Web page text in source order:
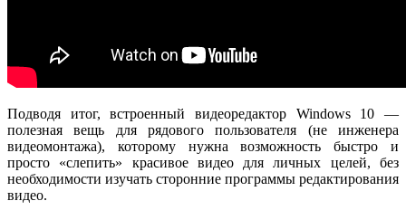
Подводя итог, встроенный видеоредактор Windows 10 —
полезная вещь для рядового пользователя (не инженера
видеомонтажа), которому нужна возможность быстро и
просто «слепить» красивое видео для личных целей, без
необходимости изучать сторонние программы редактирования
видео.